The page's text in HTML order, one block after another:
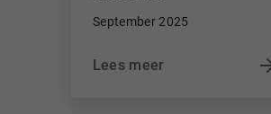
September 2025
Lees meer